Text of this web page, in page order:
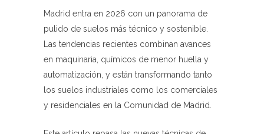
Madrid entra en 2026 con un panorama de
pulido de suelos más técnico y sostenible.
Las tendencias recientes combinan avances
en maquinaria, químicos de menor huella y
automatización, y están transformando tanto
los suelos industriales como los comerciales
y residenciales en la Comunidad de Madrid.